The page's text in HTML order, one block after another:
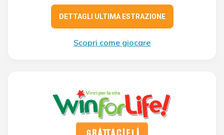
DETTAGLI ULTIMA ESTRAZIONE
Scopri come giocare